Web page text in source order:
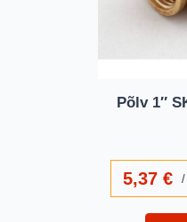
Põlv 1″
5,37€